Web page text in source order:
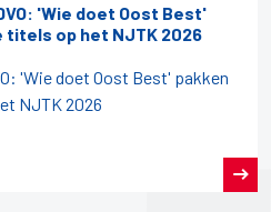
'Wie doet Oost Best'
titels op het NJTK 2026
'Wie doet Oost Best' pakken
NJTK 2026